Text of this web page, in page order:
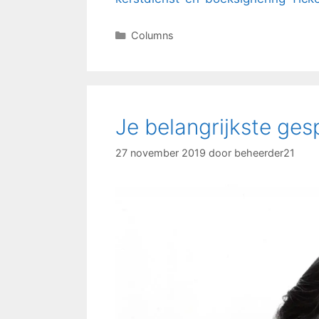
Columns
Je belangrijkste
27 november 2019 door beheerder21